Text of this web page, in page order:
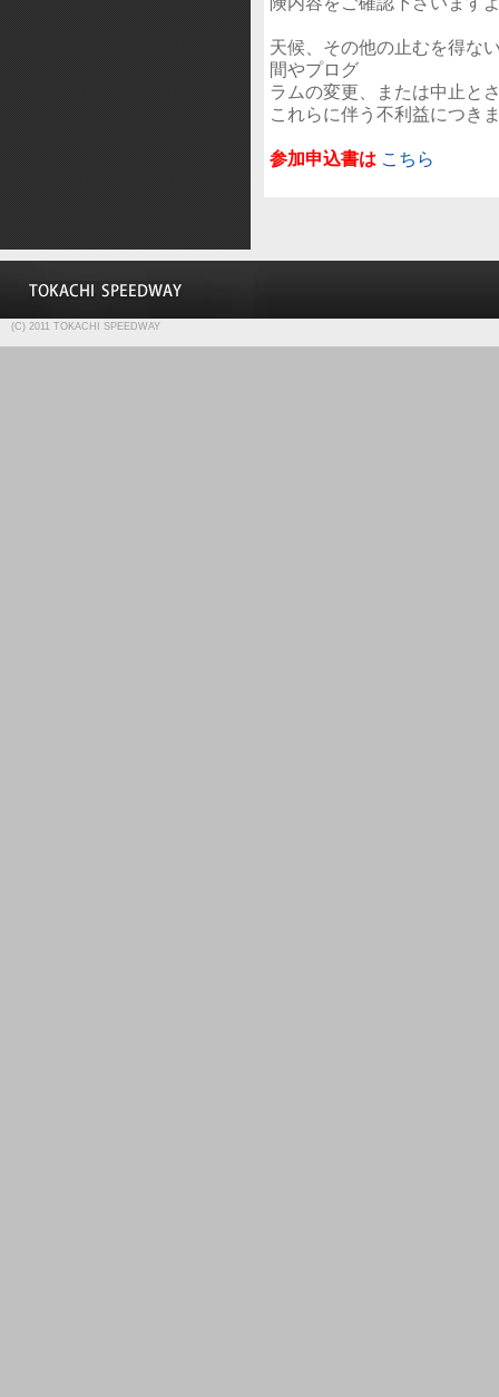
天候、その他の止むを得な
間やプログ
ラムの変更、または中止と
これらに伴う不利益につき
参加申込書は こちら
(C) 2011 TOKACHI SPEEDWAY